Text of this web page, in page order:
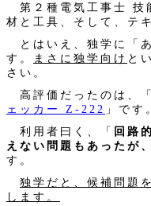
第２種電気工事士 技
材と工具、そして、テ
とはいえ、独学に「
す。
まさに独学向け と
さい。
高評価だったのは、「
ェッカー Z-222 」です
利用者曰く、「 回路
えない問題もあったが
す。
独学だと、候補問題
します。